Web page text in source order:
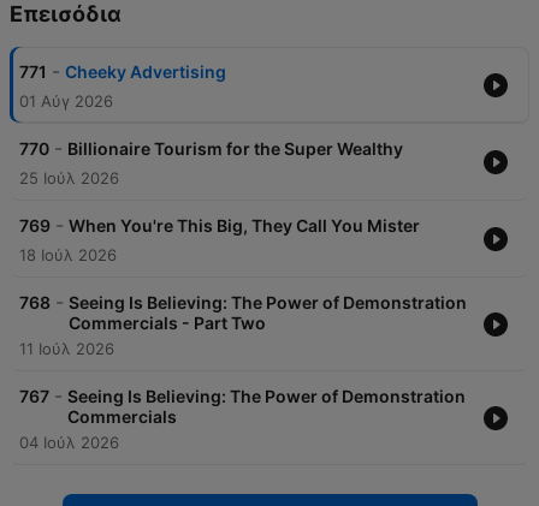
Επεισόδια
771 - Cheeky Advertising
01 Αύγ 2026
770 - Billionaire Tourism for the Super Wealthy
25 Ιούλ 2026
769 - When You're This Big, They Call You Mister
18 Ιούλ 2026
768 - Seeing Is Believing: The Power of Demonstration
Commercials - Part Two
11 Ιούλ 2026
767 - Seeing Is Believing: The Power of Demonstration
Commercials
04 Ιούλ 2026